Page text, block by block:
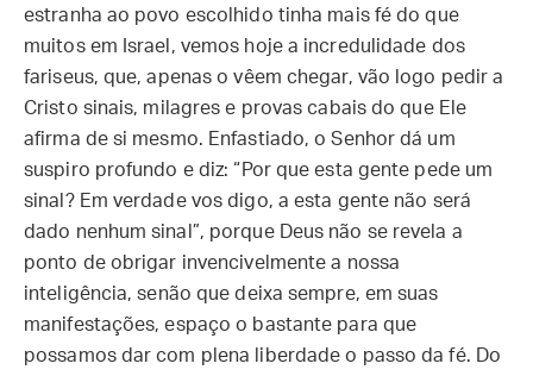
estranha ao povo escolhido tinha mais fé do que
muitos em Israel, vemos hoje a incredulidade dos
fariseus, que, apenas o vêem chegar, vão logo pedir a
Cristo sinais, milagres e provas cabais do que Ele
afirma de si mesmo. Enfastiado, o Senhor dá um
suspiro profundo e diz: “Por que esta gente pede um
sinal? Em verdade vos digo, a esta gente não será
dado nenhum sinal”, porque Deus não se revela a
ponto de obrigar invencivelmente a nossa
inteligência, senão que deixa sempre, em suas
manifestações, espaço o bastante para que
possamos dar com plena liberdade o passo da fé. Do